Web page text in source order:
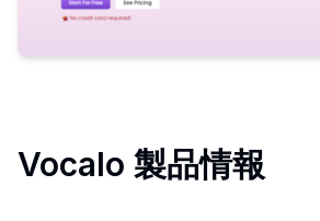
Vocalo 製品情報